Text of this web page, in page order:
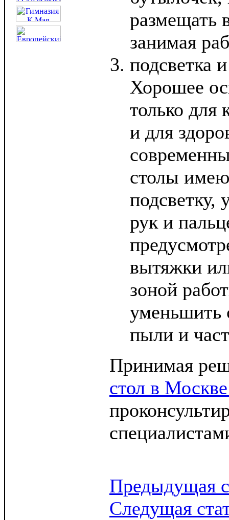
размещать
занимая
подсветка
Хорошее
только для
и для
столы
рук и
вытяжки
зоной
уменьшить
пыли и
Принимая
стол в
Предыдущая
Следущая